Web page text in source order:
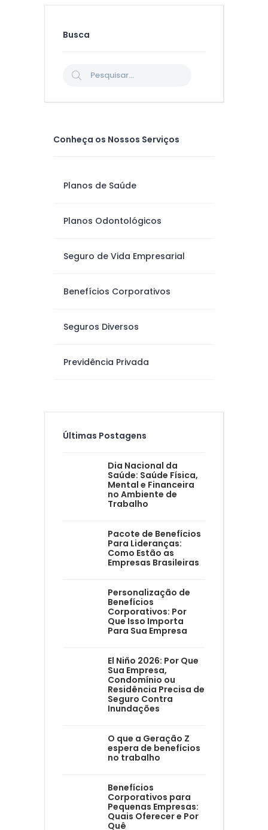
Busca
Conheça os Nossos Serviços
Planos de Saúde
Planos Odontológicos
Seguro de Vida Empresarial
Benefícios Corporativos
Seguros Diversos
Previdência Privada
Últimas Postagens
Dia Nacional da
Saúde: Saúde Física,
Mental e Financeira
no Ambiente de
Trabalho
Pacote de Benefícios
Para Lideranças:
Como Estão as
Empresas Brasileiras
Personalização de
Benefícios
Corporativos: Por
Que Isso Importa
Para Sua Empresa
El Niño 2026: Por Que
Sua Empresa,
Condomínio ou
Residência Precisa de
Seguro Contra
Inundações
O que a Geração Z
espera de benefícios
no trabalho
Benefícios
Corporativos para
Pequenas Empresas:
Quais Oferecer e Por
Quê